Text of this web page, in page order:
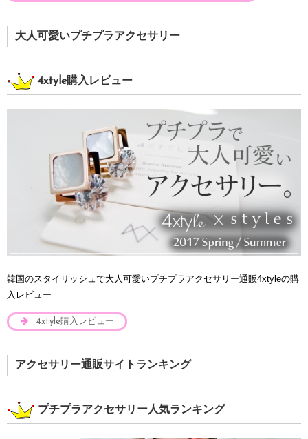
大人可愛いプチプラアクセサリー
4xtyle購入レビュー
韓国のスタイリッシュで大人可愛いプチプラアクセサリー通販4xtyleの購
入レビュー
4xtyle購入レビュー
アクセサリー通販サイトランキング
プチプラアクセサリー人気ランキング